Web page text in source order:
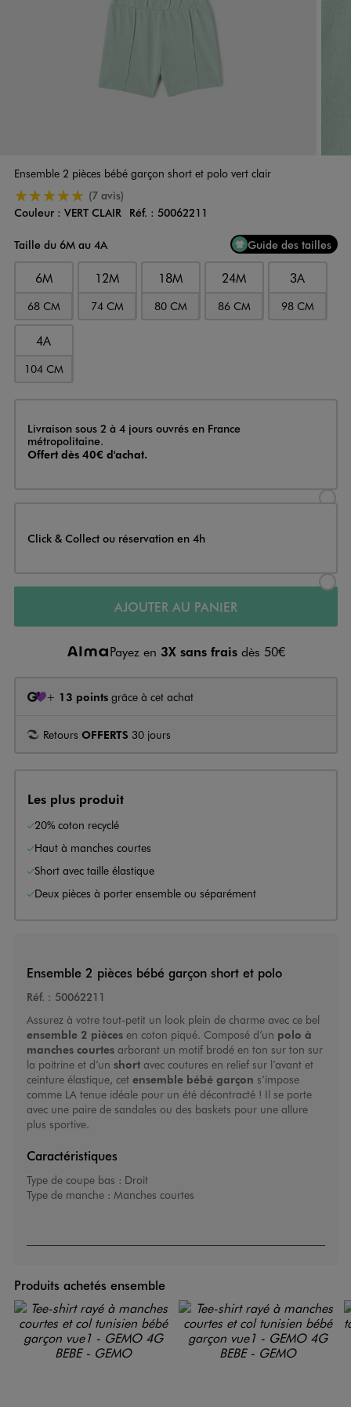
Ensemble 2 pièces bébé garçon short et polo vert clair
5/5 de moyenne(7 avis)
Couleur
Couleur : VERT CLAIR Réf. : 50062211
Taille du 6M au 4A
Guide des tailles
6M
68 CM
12M
74 CM
18M
80 CM
24M
86 CM
3A
98 CM
4A
104 CM
Livraison
Livraison sous 2 à 4 jours ouvrés en France
métropolitaine.
Offert dès 40€ d'achat.
Click & Collect ou réservation en 4h
AJOUTER AU PANIER
Payez en 3X sans frais dès 50€
+ 13 points grâce à cet achat
Retours OFFERTS 30 jours
Les plus produit
20% coton recyclé
Haut à manches courtes
Short avec taille élastique
Deux pièces à porter ensemble ou séparément
Ensemble 2 pièces bébé garçon short et polo
Réf. : 50062211
Assurez à votre tout-petit un look plein de charme avec ce bel
ensemble 2 piècesen coton piqué. Composé d’un polo à
manches courtesarborant un motif brodé en ton sur ton sur
la poitrine et d’un shortavec coutures en relief sur l’avant et
ceinture élastique, cet ensemble bébé garçon s’impose
comme LA tenue idéale pour un été décontracté ! Il se porte
avec une paire de sandales ou des baskets pour une allure
plus sportive.
Caractéristiques
Type de coupe bas : Droit
Type de manche : Manches courtes
Produits achetés ensemble